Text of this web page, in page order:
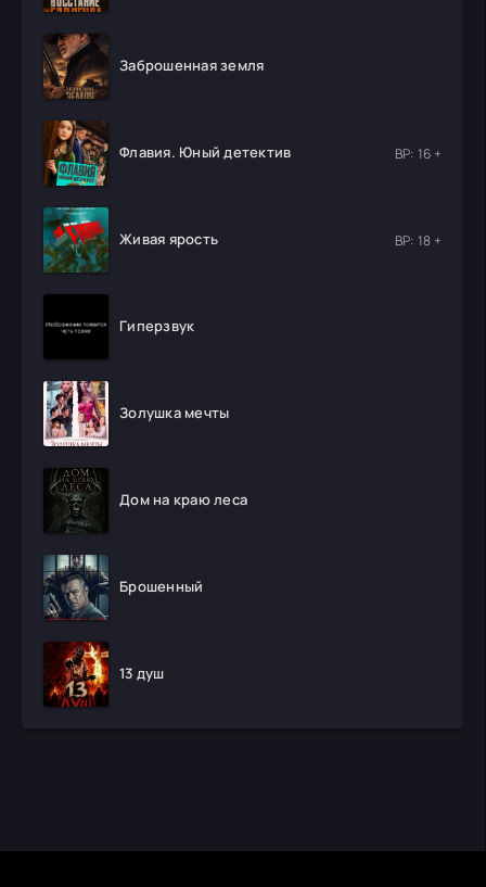
Заброшенная земля
Флавия. Юный детектив ВР: 16 +
Живая ярость ВР: 18 +
Гиперзвук
Золушка мечты
Дом на краю леса
Брошенный
13 душ